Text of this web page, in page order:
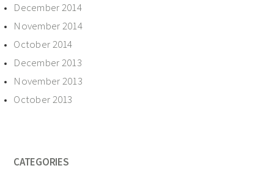
December 2014
November 2014
October 2014
December 2013
November 2013
October 2013
CATEGORIES